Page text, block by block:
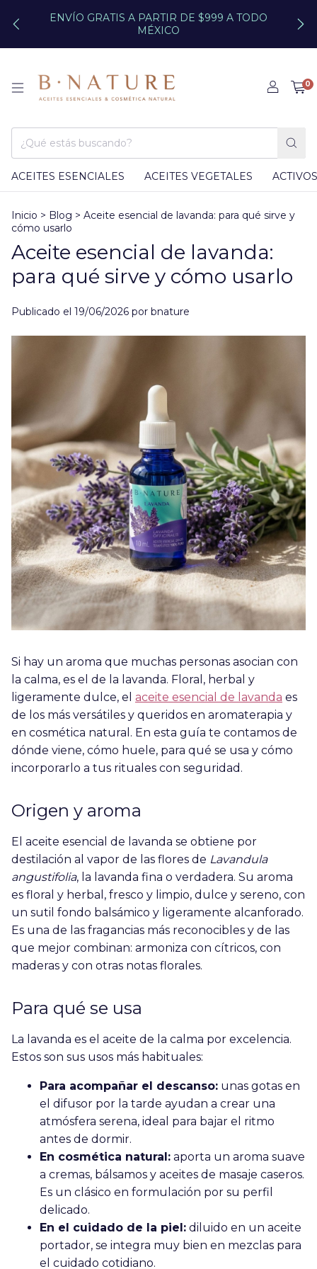
ENVÍO GRATIS A PARTIR DE $999 A TODO
MÉXICO
0
ACEITES ESENCIALES ACEITES VEGETALES
Inicio > Blog > Aceite esencial de lavanda: para qué sirve y
cómo usarlo
Aceite esencial de lavanda:
para qué sirve y cómo usarlo
Publicado el 19/06/2026 por bnature
Si hay un aroma que muchas personas asocian con
la calma, es el de la lavanda. Floral, herbal y
ligeramente dulce, el aceite esencial de lavanda es
de los más versátiles y queridos en aromaterapia y
en cosmética natural. En esta guía te contamos de
dónde viene, cómo huele, para qué se usa y cómo
incorporarlo a tus rituales con seguridad.
Origen y aroma
El aceite esencial de lavanda se obtiene por
destilación al vapor de las flores de Lavandula
angustifolia, la lavanda fina o verdadera. Su aroma
es floral y herbal, fresco y limpio, dulce y sereno, con
un sutil fondo balsámico y ligeramente alcanforado.
Es una de las fragancias más reconocibles y de las
que mejor combinan: armoniza con cítricos, con
maderas y con otras notas florales.
Para qué se usa
La lavanda es el aceite de la calma por excelencia.
Estos son sus usos más habituales:
Para acompañar el descanso: unas gotas en
el difusor por la tarde ayudan a crear una
atmósfera serena, ideal para bajar el ritmo
antes de dormir.
En cosmética natural: aporta un aroma suave
a cremas, bálsamos y aceites de masaje caseros.
Es un clásico en formulación por su perfil
delicado.
En el cuidado de la piel: diluido en un aceite
portador, se integra muy bien en mezclas para
el cuidado cotidiano.